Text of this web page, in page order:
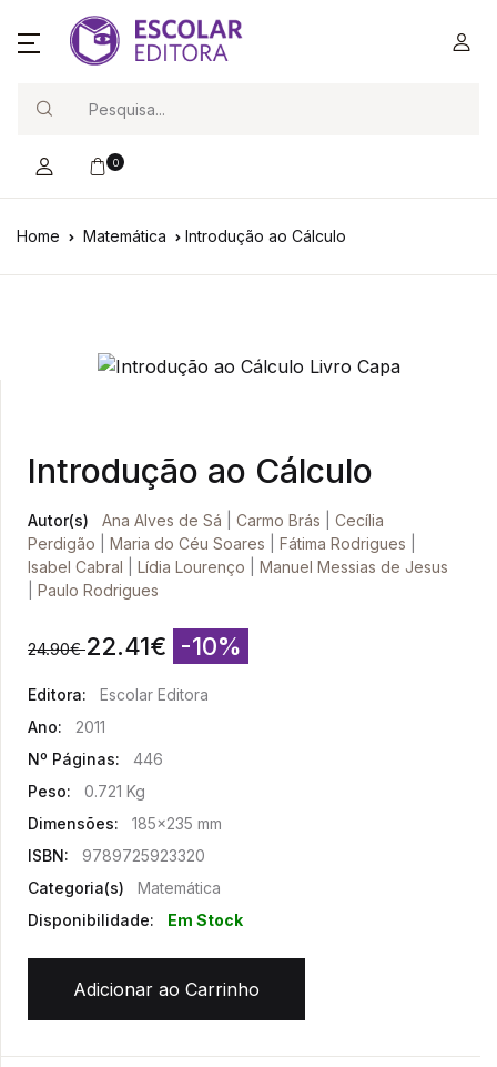
0
Home Matemática Introdução ao Cálculo
Introdução ao Cálculo
Autor(s) Ana Alves de Sá Carmo Brás
Cecília
Perdigão
Maria do Céu Soares Fátima Rodrigues
Isabel Cabral
Lídia Lourenço
Manuel Messias de Jesus
Paulo Rodrigues
24.90€ 22.41€ -10%
Editora:
Escolar Editora
Ano:
2011
Nº Páginas:
446
Peso:
0.721 Kg
Dimensões:
185x235 mm
ISBN:
9789725923320
Categoria(s)
Matemática
Disponibilidade:
Em Stock
Adicionar ao Carrinho